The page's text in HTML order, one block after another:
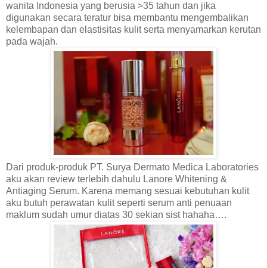
wanita Indonesia yang berusia >35 tahun dan jika
digunakan secara teratur bisa membantu mengembalikan
kelembapan dan elastisitas kulit serta menyamarkan kerutan
pada wajah.
Dari produk-produk PT. Surya Dermato Medica Laboratories
aku akan review terlebih dahulu Lanore Whitening &
Antiaging Serum. Karena memang sesuai kebutuhan kulit
aku butuh perawatan kulit seperti serum anti penuaan
maklum sudah umur diatas 30 sekian sist hahaha….